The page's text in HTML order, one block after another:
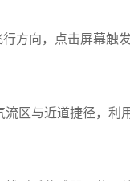
方向，点击屏幕
区与近道捷径，